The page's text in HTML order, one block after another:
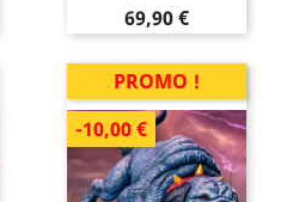
Prix
69,90 €
PROMO !
-10,00 €